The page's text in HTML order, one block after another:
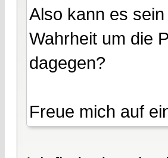
Also kann es
Wahrheit um die
dagegen?
Freue mich auf